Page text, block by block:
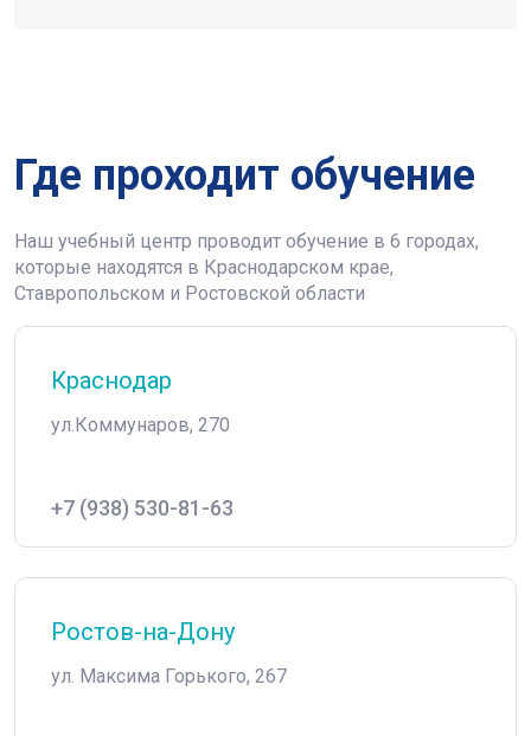
Где проходит обучение
Наш учебный центр проводит обучение в 6 городах,
которые находятся в Краснодарском крае,
Ставропольском и Ростовской области
Краснодар
ул.Коммунаров, 270
+7 (938) 530-81-63
Ростов-на-Дону
ул. Максима Горького, 267